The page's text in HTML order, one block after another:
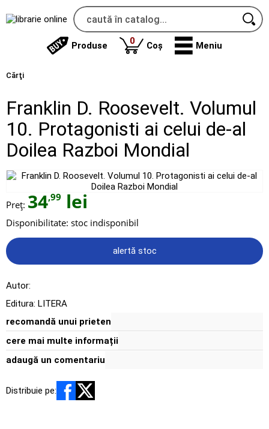
Produse 0produse
Coș Meniu
Cărţi
Franklin D. Roosevelt. Volumul
10. Protagonisti ai celui de-al
Doilea Razboi Mondial
Preț: 34,99 lei
Disponibilitate: stoc indisponibil
alertă stoc
Autor:
Editura: LITERA
recomandă unui prieten
cere mai multe informații
adaugă un comentariu
Distribuie pe: